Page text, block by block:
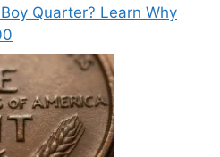
Quarter? Learn Why